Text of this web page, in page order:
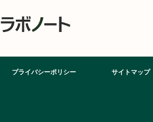
プライバシーポリシー サイトマップ